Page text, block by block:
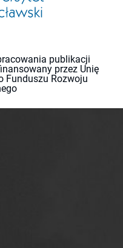
publikacji
przez Unię
Funduszu Rozwoju